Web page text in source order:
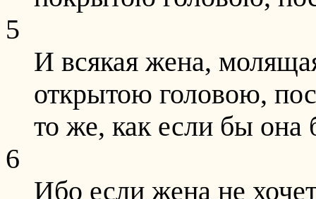
5
И всякая жена,
открытою головою,
то же, как если бы она
6
Ибо если жена не